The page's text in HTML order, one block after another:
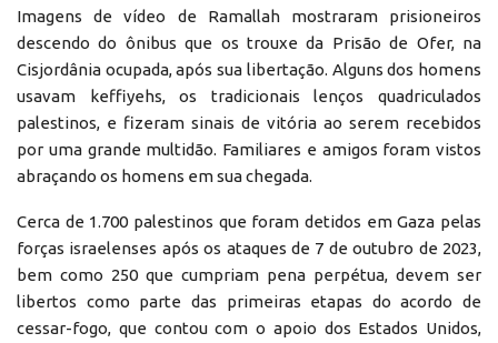
Imagens de vídeo de Ramallah mostraram prisioneiros
descendo do ônibus que os trouxe da Prisão de Ofer, na
Cisjordânia ocupada, após sua libertação. Alguns dos homens
usavam keffiyehs, os tradicionais lenços quadriculados
palestinos, e fizeram sinais de vitória ao serem recebidos
por uma grande multidão. Familiares e amigos foram vistos
abraçando os homens em sua chegada.
Cerca de 1.700 palestinos que foram detidos em Gaza pelas
forças israelenses após os ataques de 7 de outubro de 2023,
bem como 250 que cumpriam pena perpétua, devem ser
libertos como parte das primeiras etapas do acordo de
cessar-fogo, que contou com o apoio dos Estados Unidos,